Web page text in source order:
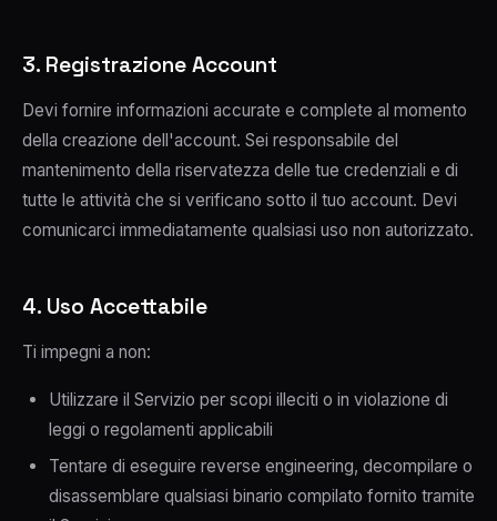
3. Registrazione Account
Devi fornire informazioni accurate e complete al momento
della creazione dell'account. Sei responsabile del
mantenimento della riservatezza delle tue credenziali e di
tutte le attività che si verificano sotto il tuo account. Devi
comunicarci immediatamente qualsiasi uso non autorizzato.
4. Uso Accettabile
Ti impegni a non:
Utilizzare il Servizio per scopi illeciti o in violazione di
leggi o regolamenti applicabili
Tentare di eseguire reverse engineering, decompilare o
disassemblare qualsiasi binario compilato fornito tramite